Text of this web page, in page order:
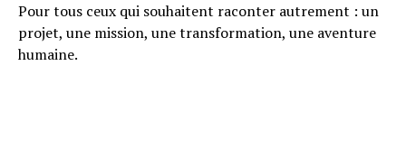
Pour tous ceux qui souhaitent raconter autrement : un
projet, une mission, une transformation, une aventure
humaine.